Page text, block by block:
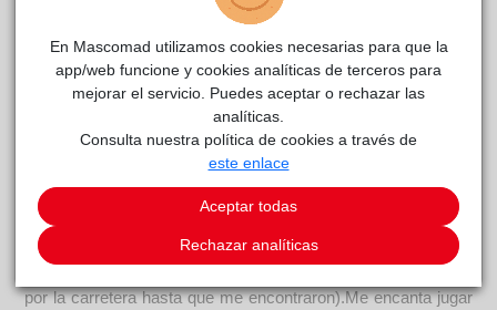
KENITO reside actualmente en el centro de acogida
CIMPA Alcalá de Henares.
Carácter
¡Hola! Mi nombre es Kenito y llegué a la protectora por un
por la carretera hasta que me encontraron).Me encanta jugar
En Mascomad utilizamos cookies necesarias para que la
app/web funcione y cookies analíticas de terceros para
mejorar el servicio. Puedes aceptar o rechazar las
analíticas.
Consulta nuestra política de cookies a través de
este enlace
Aceptar todas
Rechazar analíticas